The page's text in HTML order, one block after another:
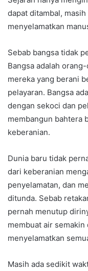
dapat ditambal,
menyelamatkan
Sebab bangsa tidak
Bangsa adalah
mereka yang berani
pelayaran. Bangsa
dengan sekoci dan
membangun bahtera
keberanian.
Dunia baru tidak
dari keberanian
penyelamatan, dan
ditunda. Sebab
pernah menutup
membuat air
menyelamatkan
Masih ada sedikit